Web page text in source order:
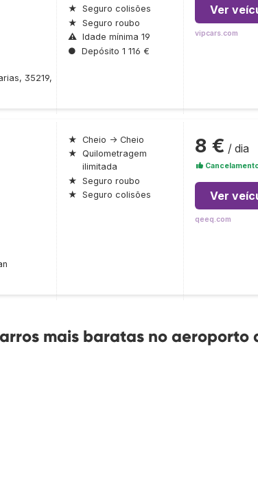
35219,
★ Seguro colisões
★ Seguro roubo
⚠ Idade mínima 19
● Depósito 1 116 €
Ver
vipcars.com
★ Cheio → Cheio
★ Quilometragem
ilimitada
★ Seguro roubo
★ Seguro colisões
8 € / dia
Ver
qeeq.com
mais baratas no aeroporto